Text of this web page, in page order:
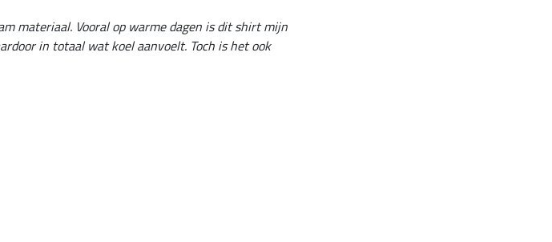
materiaal. Vooral op warme dagen is dit shirt mijn
in totaal wat koel aanvoelt. Toch is het ook